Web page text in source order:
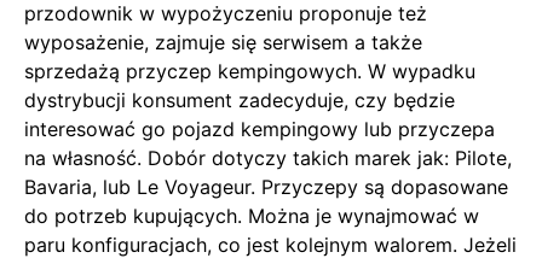
przodownik w wypożyczeniu proponuje też
wyposażenie, zajmuje się serwisem a także
sprzedażą przyczep kempingowych. W wypadku
dystrybucji konsument zadecyduje, czy będzie
interesować go pojazd kempingowy lub przyczepa
na własność. Dobór dotyczy takich marek jak: Pilote,
Bavaria, lub Le Voyageur. Przyczepy są dopasowane
do potrzeb kupujących. Można je wynajmować w
paru konfiguracjach, co jest kolejnym walorem. Jeżeli